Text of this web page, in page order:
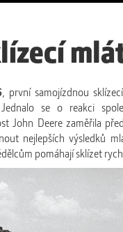
, první samojízdnou
se o reakci
John Deere zaměřila
nejlepších výsledků
pomáhají sklízet